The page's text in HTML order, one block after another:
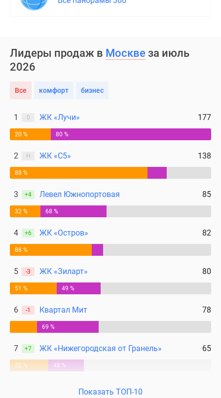
поселки
Коттеджные
поселки
Бизнес-
Коттеджи
Скидки
акции
Макс
Лидеры продаж в Москве за июль
2026
Все комфорт бизнес
1 0 ЖК «Лучи» 177
20 % 80 %
2 Н ЖК «С5» 138
88 %
3 +4 Левел Южнопортовая 85
32 % 68 %
4 +6 ЖК «Остров» 82
88 %
5 -3 ЖК «Зиларт» 80
51 % 49 %
6 -1 Квартал Мит 78
69 %
7 +7 ЖК «Нижегородская от Гранель» 65
52 % 48 %
Показать ТОП-10